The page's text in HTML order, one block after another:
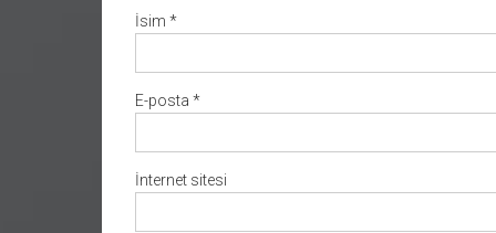
İsim *
E-posta *
İnternet sitesi